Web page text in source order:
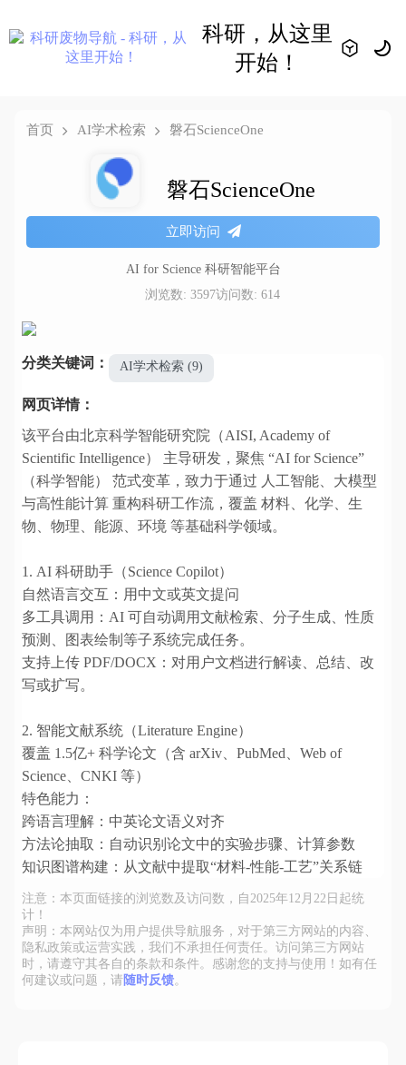
科研，从这里
开始！
首页 AI学术检索 磐石ScienceOne
磐石ScienceOne
立即访问
AI for Science 科研智能平台
浏览数: 3597访问数: 614
分类关键词： AI学术检索 (9)
网页详情：
该平台由北京科学智能研究院（AISI, Academy of
Scientific Intelligence） 主导研发，聚焦 “AI for Science”
（科学智能） 范式变革，致力于通过 人工智能、大模型
与高性能计算 重构科研工作流，覆盖 材料、化学、生
物、物理、能源、环境 等基础科学领域。
1. AI 科研助手（Science Copilot）
自然语言交互：用中文或英文提问
多工具调用：AI 可自动调用文献检索、分子生成、性质
预测、图表绘制等子系统完成任务。
支持上传 PDF/DOCX：对用户文档进行解读、总结、改
写或扩写。
2. 智能文献系统（Literature Engine）
覆盖 1.5亿+ 科学论文（含 arXiv、PubMed、Web of
Science、CNKI 等）
特色能力：
跨语言理解：中英论文语义对齐
方法论抽取：自动识别论文中的实验步骤、计算参数
知识图谱构建：从文献中提取“材料-性能-工艺”关系链
注意：本页面链接的浏览数及访问数，自2025年12月22日起统
计！
声明：本网站仅为用户提供导航服务，对于第三方网站的内容、
隐私政策或运营实践，我们不承担任何责任。访问第三方网站
时，请遵守其各自的条款和条件。感谢您的支持与使用！如有任
何建议或问题，请随时反馈。